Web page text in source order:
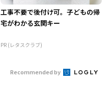
工事不要で後付け可。子どもの帰
宅がわかる玄関キー
PR (レタスクラブ)
Recommended by